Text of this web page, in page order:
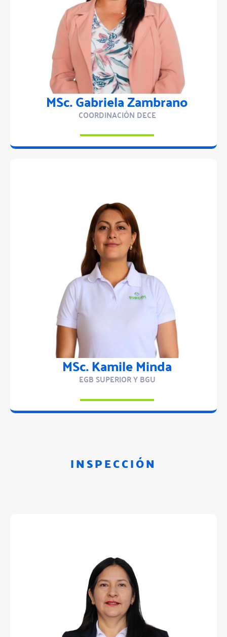
MSc. Gabriela Zambrano
COORDINACIÓN DECE
MSc. Kamile Minda
EGB SUPERIOR Y BGU
INSPECCIÓN